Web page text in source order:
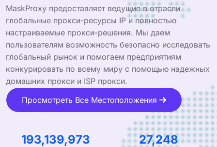
MaskProxy предоставляет ведущие в отрасли
глобальные прокси-ресурсы IP и полностью
настраиваемые прокси-решения. Мы даем
пользователям возможность безопасно исследовать
глобальный рынок и помогаем предприятиям
конкурировать по всему миру с помощью надежных
домашних прокси и ISP прокси.
Просмотреть Все Местоположения
308,953,339 43,588